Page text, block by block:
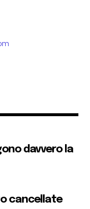
davvero la
cancellate